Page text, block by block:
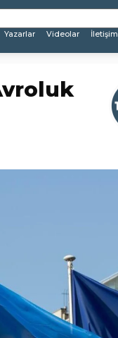
Yazarlar Videolar İletişim